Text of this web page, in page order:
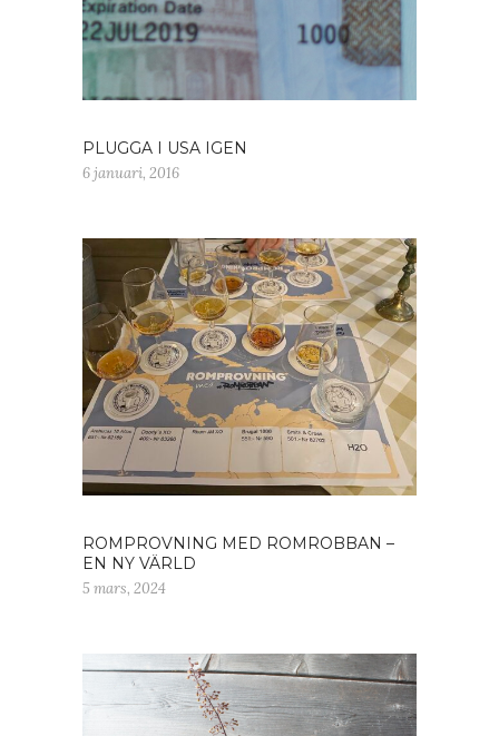
PLUGGA I USA IGEN
6 januari, 2016
ROMPROVNING MED ROMROBBAN –
EN NY VÄRLD
5 mars, 2024